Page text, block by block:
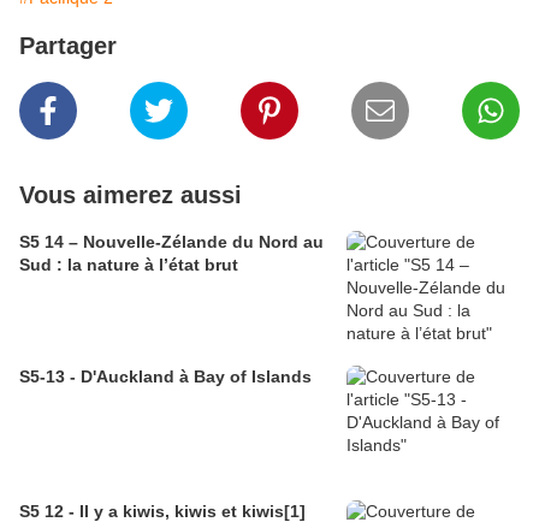
Partager
Vous aimerez aussi
S5 14 – Nouvelle-Zélande du Nord au
Sud : la nature à l’état brut
S5-13 - D'Auckland à Bay of Islands
S5 12 - Il y a kiwis, kiwis et kiwis[1]